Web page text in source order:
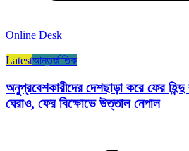
Online Desk
Latestআন্তর্জাতিক
অনুপ্রবেশকারীদের দেশছাড়া করে ফের
ঘেরাও, ফের বিক্ষোভে উত্তাল নেপাল